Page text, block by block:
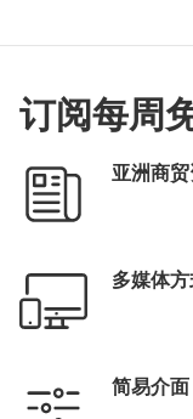
订阅每周
亚洲商
多媒体
简易介